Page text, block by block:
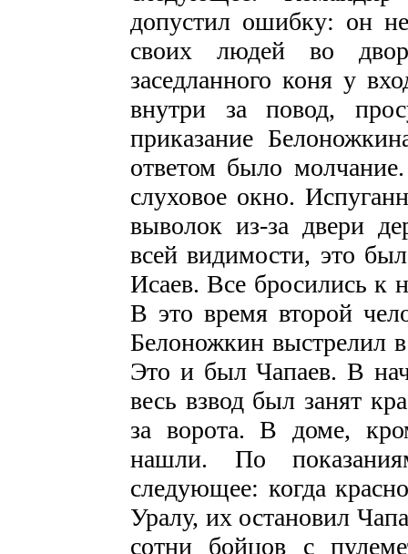
допустил ошибку: он
своих людей во
заседланного коня у
внутри за повод,
приказание
ответом было
слуховое окно.
выволок из-за двери
всей видимости, это
Исаев. Все бросились к
В это время второй
Белоножкин выстрелил
Это и был Чапаев. В
весь взвод был занят
за ворота. В доме,
нашли. По
следующее: когда
Уралу, их остановил
сотни бойцов с